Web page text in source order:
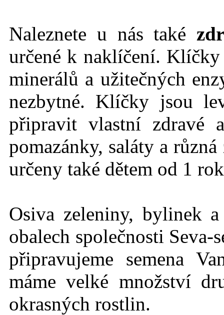
Naleznete u nás také
určené k naklíčení.
minerálů a užitečných
nezbytné. Klíčky jsou
připravit vlastní zdravé
pomazánky, saláty a
určeny také dětem od 1
Osiva zeleniny, bylinek
obalech společnosti Seva-
připravujeme semena
máme velké množství
okrasných rostlin.